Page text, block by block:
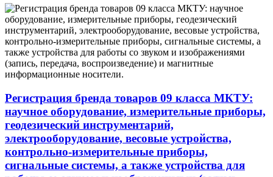
Регистрация бренда товаров 09 класса МКТУ:
научное оборудование, измерительные приборы,
геодезический инструментарий,
электрооборудование, весовые устройства,
контрольно-измерительные приборы,
сигнальные системы, а также устройства для